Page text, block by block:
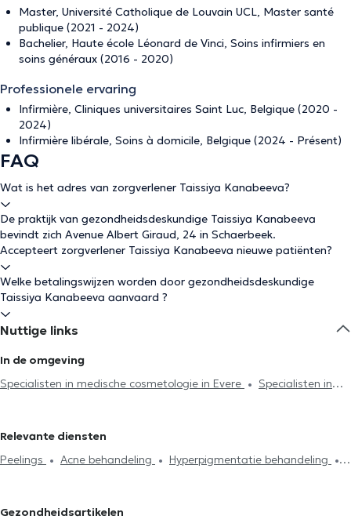
Master, Université Catholique de Louvain UCL, Master santé
publique (2021 - 2024)
Bachelier, Haute école Léonard de Vinci, Soins infirmiers en
soins généraux (2016 - 2020)
Professionele ervaring
Infirmière, Cliniques universitaires Saint Luc, Belgique (2020 -
2024)
Infirmière libérale, Soins à domicile, Belgique (2024 - Présent)
FAQ
Wat is het adres van zorgverlener Taissiya Kanabeeva?
De praktijk van gezondheidsdeskundige Taissiya Kanabeeva
bevindt zich Avenue Albert Giraud, 24 in Schaerbeek.
Accepteert zorgverlener Taissiya Kanabeeva nieuwe patiënten?
Welke betalingswijzen worden door gezondheidsdeskundige
Taissiya Kanabeeva aanvaard ?
Nuttige links
In de omgeving
Specialisten in medische cosmetologie in Evere
Specialisten in
Woluwe-Saint-Pierre
Etterbeek
Specialisten in medische cosmetologie in Ixelles
Relevante diensten
Peelings
Acne behandeling
Hyperpigmentatie behandeling
Gezondheidsartikelen